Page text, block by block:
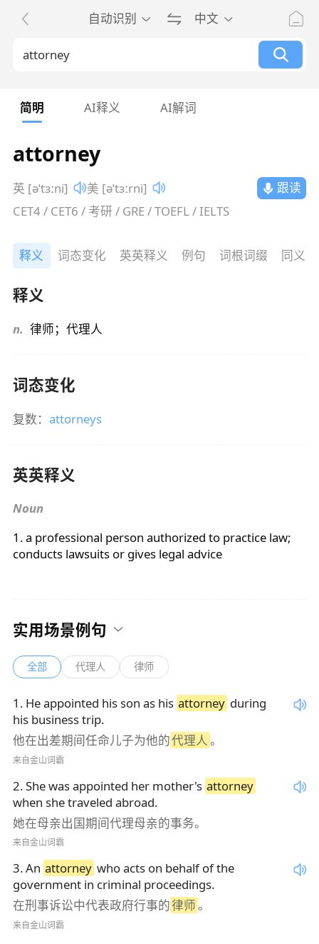
自动识别 中文
简明 AI释义 AI解词
attorney
英 [əˈtɜːni] 美 [əˈtɜːrni]
跟读
CET4 / CET6 / 考研 / GRE / TOEFL / IELTS
释义 词态变化 英英释义 例句 词根词缀 同义词
释义
n. 律师；代理人
词态变化
复数： attorneys
英英释义
Noun
1. a professional person authorized to practice law;
conducts lawsuits or gives legal advice
实用场景例句
全部 代理人 律师
1 . He appointed his son as his attorney during
his business trip.
他在出差期间任命儿子为他的代理人。
来自金山词霸
2.She was appointed her mother's attorney
when she traveled abroad.
她在母亲出国期间代理母亲的事务。
来自金山词霸
3.An attorney who acts on behalf of the
government in criminal proceedings.
在刑事诉讼中代表政府行事的律师。
来自金山词霸